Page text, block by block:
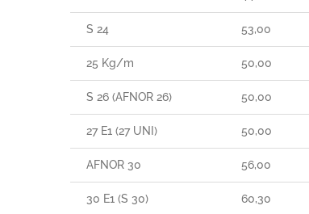
S 24 53,00
25 Kg/m 50,00
S 26 (AFNOR 26) 50,00
27 E1 (27 UNI) 50,00
AFNOR 30 56,00
30 E1 (S 30) 60,30